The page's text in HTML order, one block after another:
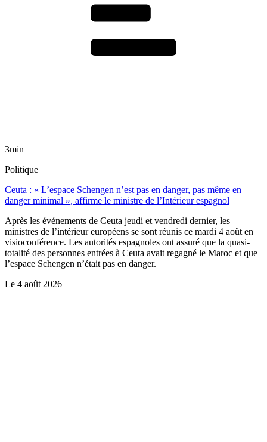
3min
Politique
Ceuta : « L’espace Schengen n’est pas en danger, pas même en
danger minimal », affirme le ministre de l’Intérieur espagnol
Après les événements de Ceuta jeudi et vendredi dernier, les
ministres de l’intérieur européens se sont réunis ce mardi 4 août en
visioconférence. Les autorités espagnoles ont assuré que la quasi-
totalité des personnes entrées à Ceuta avait regagné le Maroc et que
l’espace Schengen n’était pas en danger.
Le 4 août 2026